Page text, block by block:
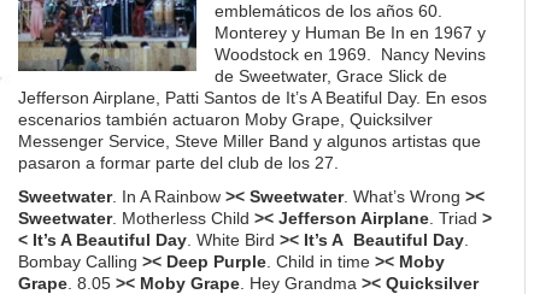
emblemáticos de los años 60.
Monterey y Human Be In en 1967 y
Woodstock en 1969. Nancy Nevins
de Sweetwater, Grace Slick de
Jefferson Airplane, Patti Santos de It’s A Beatiful Day. En esos
escenarios también actuaron Moby Grape, Quicksilver
Messenger Service, Steve Miller Band y algunos artistas que
pasaron a formar parte del club de los 27.
Sweetwater. In A Rainbow >< Sweetwater. What’s Wrong ><
Sweetwater. Motherless Child >< Jefferson Airplane . Triad >
< It’s A Beautiful Day . White Bird >< It’s A Beautiful Day
Bombay Calling >< Deep Purple . Child in time >< Moby
Grape . 8.05 >< Moby Grape . Hey Grandma >< Quicksilver